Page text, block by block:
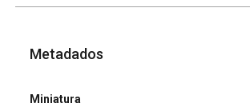
Metadados
Miniatura